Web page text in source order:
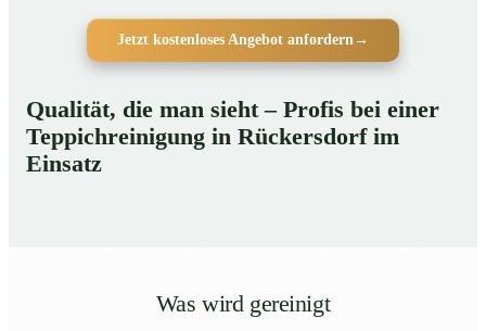
Jetzt kostenloses Angebot anfordern→
Qualität, die man sieht – Profis bei einer
Teppichreinigung in Rückersdorf im
Einsatz
Was wird gereinigt